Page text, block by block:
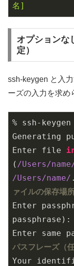
名]
オプションな
定）
ssh-keygen と入
ーズの入力を求め
% ssh-keygen
Generating
Enter file
( /Users/
/Users/name/
ァイルの保存場
Enter
Enter same
パスフレーズ（任
Your